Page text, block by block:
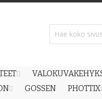
GOSSEN PHOTTIX